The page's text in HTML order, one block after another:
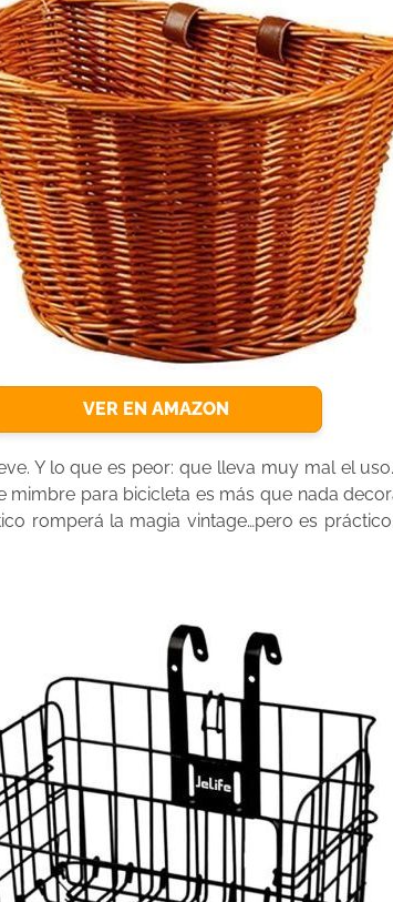
VER EN AMAZON
Y lo que es peor: que lleva muy mal el
para bicicleta es más que nada
romperá la magia vintage…pero es